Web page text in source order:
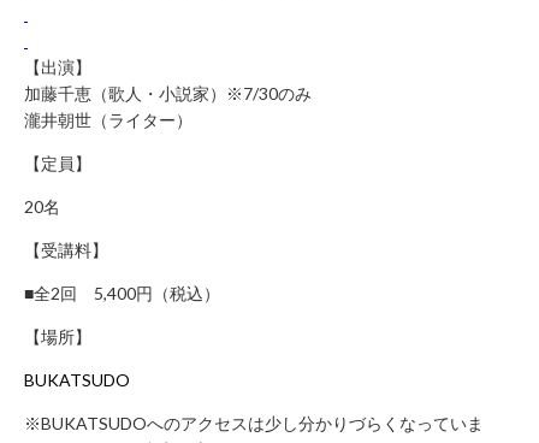
【出演】
加藤千恵（歌人・小説家）※7/30のみ
瀧井朝世（ライター）
【定員】
20名
【受講料】
■全2回 5,400円（税込）
【場所】
BUKATSUDO
※BUKATSUDOへのアクセスは少し分かりづらくなっていま
の
ご
依
頼・
問
い
わ
せ
デ
ィ